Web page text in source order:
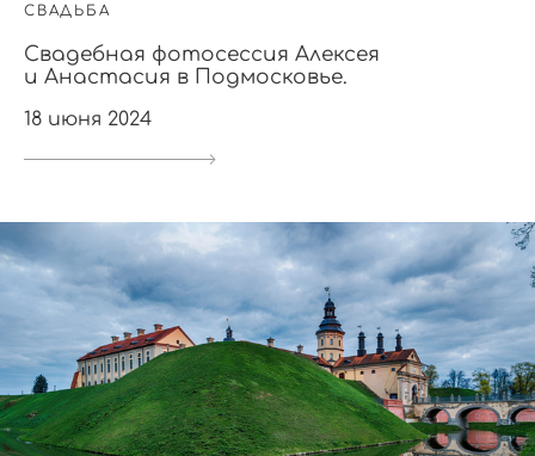
СВАДЬБА
Свадебная фотосессия Алексея
и Анастасия в Подмосковье.
18 июня 2024